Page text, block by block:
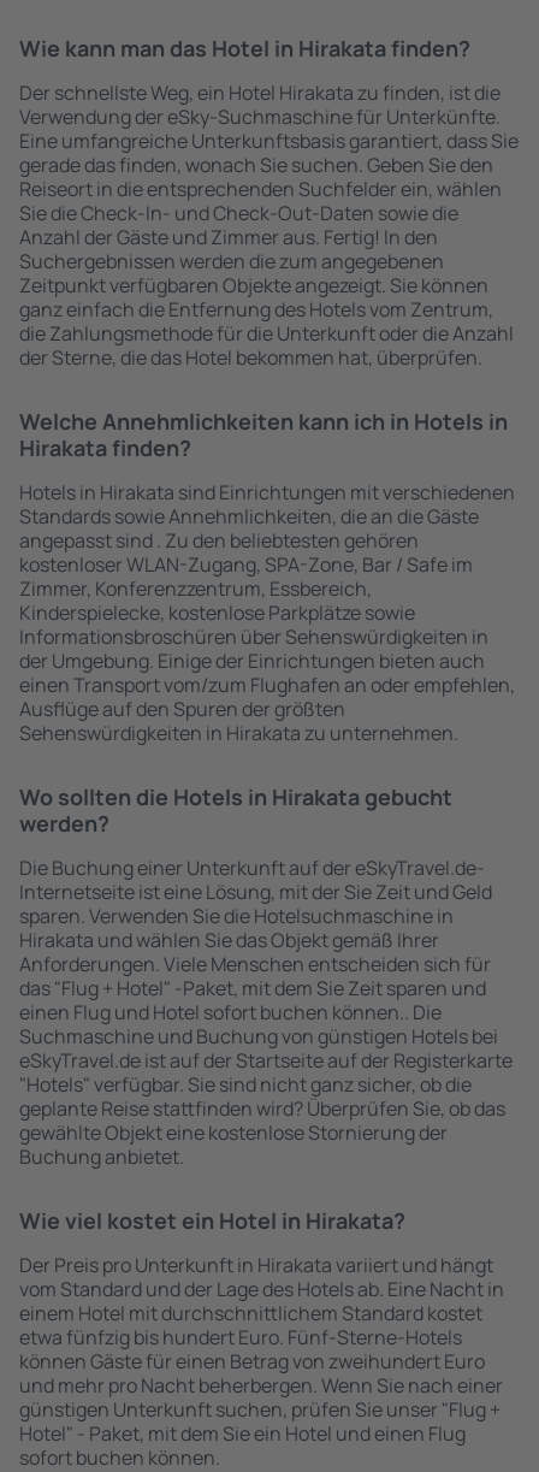
Wie kann man das Hotel in Hirakata finden?
Der schnellste Weg, ein Hotel Hirakata zu finden, ist die
Verwendung der eSky-Suchmaschine für Unterkünfte.
Eine umfangreiche Unterkunftsbasis garantiert, dass Sie
gerade das finden, wonach Sie suchen. Geben Sie den
Reiseort in die entsprechenden Suchfelder ein, wählen
Sie die Check-In- und Check-Out-Daten sowie die
Anzahl der Gäste und Zimmer aus. Fertig! In den
Suchergebnissen werden die zum angegebenen
Zeitpunkt verfügbaren Objekte angezeigt. Sie können
ganz einfach die Entfernung des Hotels vom Zentrum,
die Zahlungsmethode für die Unterkunft oder die Anzahl
der Sterne, die das Hotel bekommen hat, überprüfen.
Welche Annehmlichkeiten kann ich in Hotels in
Hirakata finden?
Hotels in Hirakata sind Einrichtungen mit verschiedenen
Standards sowie Annehmlichkeiten, die an die Gäste
angepasst sind . Zu den beliebtesten gehören
kostenloser WLAN-Zugang, SPA-Zone, Bar / Safe im
Zimmer, Konferenzzentrum, Essbereich,
Kinderspielecke, kostenlose Parkplätze sowie
Informationsbroschüren über Sehenswürdigkeiten in
der Umgebung. Einige der Einrichtungen bieten auch
einen Transport vom/zum Flughafen an oder empfehlen,
Ausflüge auf den Spuren der größten
Sehenswürdigkeiten in Hirakata zu unternehmen.
Wo sollten die Hotels in Hirakata gebucht
werden?
Die Buchung einer Unterkunft auf der eSkyTravel.de-
Internetseite ist eine Lösung, mit der Sie Zeit und Geld
sparen. Verwenden Sie die Hotelsuchmaschine in
Hirakata und wählen Sie das Objekt gemäß Ihrer
Anforderungen. Viele Menschen entscheiden sich für
das "Flug + Hotel" -Paket, mit dem Sie Zeit sparen und
einen Flug und Hotel sofort buchen können.. Die
Suchmaschine und Buchung von günstigen Hotels bei
eSkyTravel.de ist auf der Startseite auf der Registerkarte
"Hotels" verfügbar. Sie sind nicht ganz sicher, ob die
geplante Reise stattfinden wird? Überprüfen Sie, ob das
gewählte Objekt eine kostenlose Stornierung der
Buchung anbietet.
Wie viel kostet ein Hotel in Hirakata?
Der Preis pro Unterkunft in Hirakata variiert und hängt
vom Standard und der Lage des Hotels ab. Eine Nacht in
einem Hotel mit durchschnittlichem Standard kostet
etwa fünfzig bis hundert Euro. Fünf-Sterne-Hotels
können Gäste für einen Betrag von zweihundert Euro
und mehr pro Nacht beherbergen. Wenn Sie nach einer
günstigen Unterkunft suchen, prüfen Sie unser "Flug +
Hotel" - Paket, mit dem Sie ein Hotel und einen Flug
sofort buchen können.